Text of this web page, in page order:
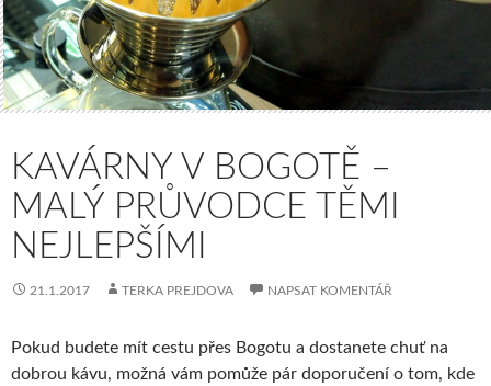
KAVÁRNY V BOGOTĚ –
MALÝ PRŮVODCE TĚMI
NEJLEPŠÍMI
21.1.2017 TERKA PREJDOVA NAPSAT KOMENTÁŘ
Pokud budete mít cestu přes Bogotu a dostanete chuť na
dobrou kávu, možná vám pomůže pár doporučení o tom, kde